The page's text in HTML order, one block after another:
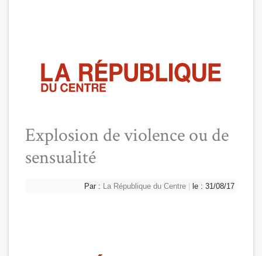
Explosion de violence ou de
sensualité
Par : La République du Centre le : 31/08/17